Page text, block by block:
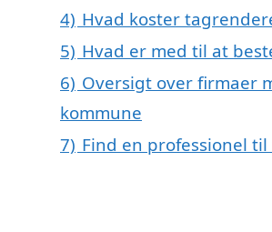
4) Hvad koster
5) Hvad er med til at
6) Oversigt over firmaer
kommune
7) Find en professionel